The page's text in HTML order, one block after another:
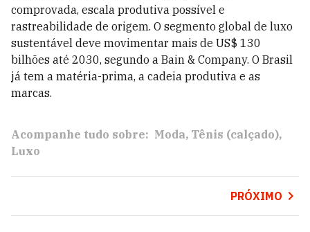
comprovada, escala produtiva possível e
rastreabilidade de origem. O segmento global de luxo
sustentável deve movimentar mais de US$ 130
bilhões até 2030, segundo a Bain & Company. O Brasil
já tem a matéria-prima, a cadeia produtiva e as
marcas.
Acompanhe tudo sobre: Moda Tênis (calçado)
Luxo
PRÓXIMO